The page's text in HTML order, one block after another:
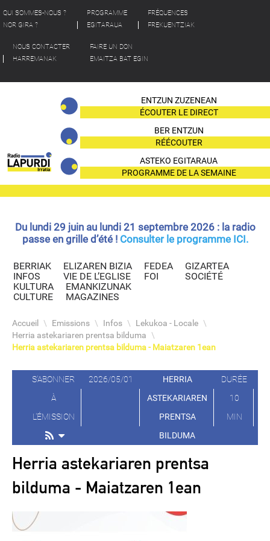
QUI SOMMES-NOUS ?
NOR GIRA ?
PROGRAMME
EGITARAUA
FRÉQUENCES
FREKUENTZIAK
NOUS CONTACTER
HARREMANAK
FAIRE UN DON
EMAITZA BAT EGIN
ENTZUN ZUZENEAN
ÉCOUTER LE DIRECT
BER ENTZUN
RÉÉCOUTER
ASTEKO EGITARAUA
PROGRAMME DE LA SEMAINE
Du lundi 29 juin au lundi 21 septembre 2026 : la radio
passe en grille d’été ! Consulter le programme ICI.
BERRIAK
INFOS
ELIZAREN BIZIA
VIE DE L’EGLISE
FEDEA
FOI
GIZARTEA
SOCIÉTÉ
KULTURA
CULTURE
EMANKIZUNAK
MAGAZINES
Accueil \ Emissions \ Infos \ Lekukoa - Locale \
Herria astekariaren prentsa bilduma \
Herria astekariaren prentsa bilduma - Maiatzaren 1ean
S'ABONNER
À
L'ÉMISSION
2026/05/01
HERRIA
ASTEKARIAREN
PRENTSA
BILDUMA
DURÉE
10
MIN
Herria astekariaren prentsa
bilduma - Maiatzaren 1ean